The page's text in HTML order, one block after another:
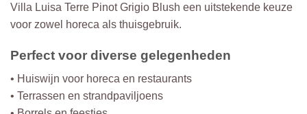
Villa Luisa Terre Pinot Grigio Blush een uitstekende keuze
voor zowel horeca als thuisgebruik.
Perfect voor diverse gelegenheden
• Huiswijn voor horeca en restaurants
• Terrassen en strandpaviljoens